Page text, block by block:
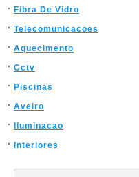
Fibra De Vidro
Telecomunicacoes
Aquecimento
Cctv
Piscinas
Aveiro
Iluminacao
Interiores